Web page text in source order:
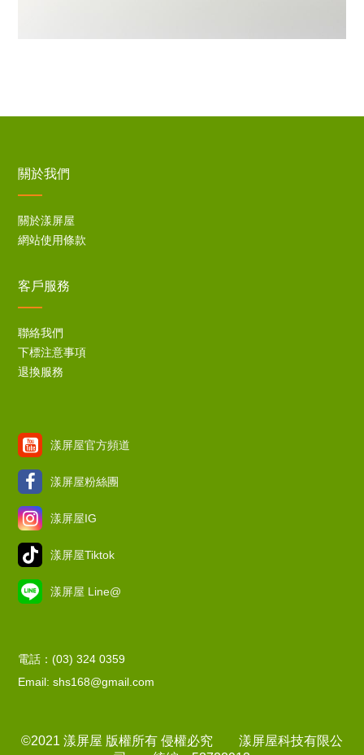
關於我們
關於漾屏屋
網站使用條款
客戶服務
聯絡我們
下標注意事項
退換服務
漾屏屋官方頻道
漾屏屋粉絲團
漾屏屋IG
漾屏屋Tiktok
漾屏屋 Line@
電話：(03) 324 0359
Email: shs168@gmail.com
©2021 漾屏屋 版權所有 侵權必究 漾屏屋科技有限公